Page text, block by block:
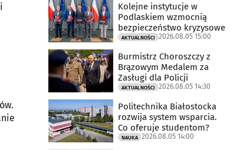
Kolejne instytucje w
Podlaskiem wzmocnią
bezpieczeństwo kryzysowe
AKTUALNOŚCI 2026.08.05 15:00
Burmistrz Choroszczy z
Brązowym Medalem za
Zasługi dla Policji
AKTUALNOŚCI 2026.08.05 14:30
Politechnika Białostocka
rozwija system wsparcia.
Co oferuje studentom?
NAUKA 2026.08.05 14:00